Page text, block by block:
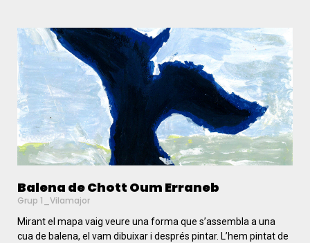
Balena de Chott Oum Erraneb
Grup 1_Vilamajor
Mirant el mapa vaig veure una forma que s’assembla a una
cua de balena, el vam dibuixar i després pintar. L’hem pintat de